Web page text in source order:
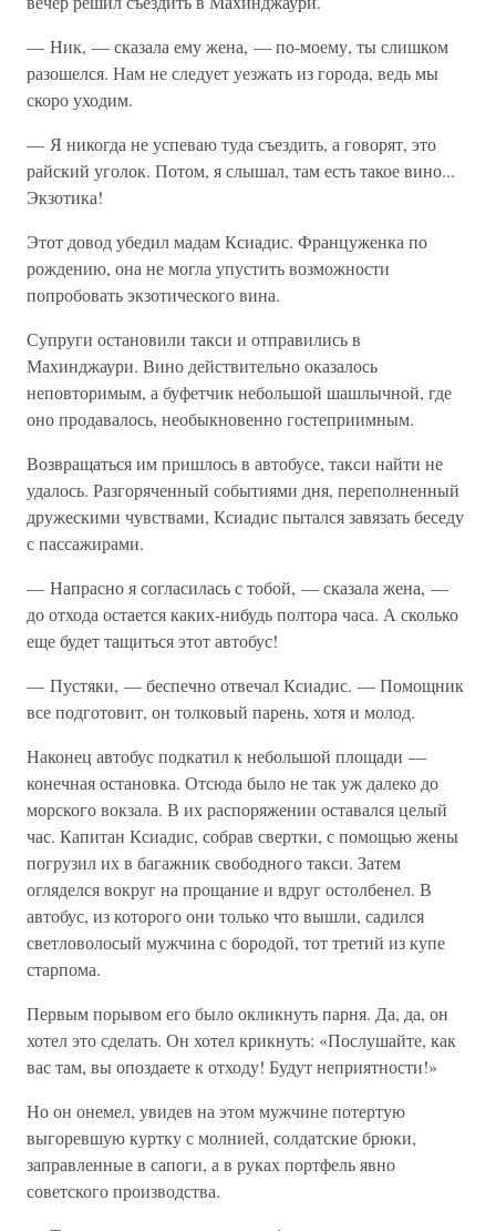
— Ник, — сказала ему жена, — по-моему, ты слишком
разошелся. Нам не следует уезжать из города, ведь мы
скоро уходим.
— Я никогда не успеваю туда съездить, а говорят, это
райский уголок. Потом, я слышал, там есть такое вино...
Экзотика!
Этот довод убедил мадам Ксиадис. Француженка по
рождению, она не могла упустить возможности
попробовать экзотического вина.
Супруги остановили такси и отправились в
Махинджаури. Вино действительно оказалось
неповторимым, а буфетчик небольшой шашлычной, где
оно продавалось, необыкновенно гостеприимным.
Возвращаться им пришлось в автобусе, такси найти не
удалось. Разгоряченный событиями дня, переполненный
дружескими чувствами, Ксиадис пытался завязать беседу
с пассажирами.
— Напрасно я согласилась с тобой, — сказала жена, —
до отхода остается каких-нибудь полтора часа. А сколько
еще будет тащиться этот автобус!
— Пустяки, — беспечно отвечал Ксиадис. — Помощник
все подготовит, он толковый парень, хотя и молод.
Наконец автобус подкатил к небольшой площади —
конечная остановка. Отсюда было не так уж далеко до
морского вокзала. В их распоряжении оставался целый
час. Капитан Ксиадис, собрав свертки, с помощью жены
погрузил их в багажник свободного такси. Затем
огляделся вокруг на прощание и вдруг остолбенел. В
автобус, из которого они только что вышли, садился
светловолосый мужчина с бородой, тот третий из купе
старпома.
Первым порывом его было окликнуть парня. Да, да, он
хотел это сделать. Он хотел крикнуть: «Послушайте, как
вас там, вы опоздаете к отходу! Будут неприятности!»
Но он онемел, увидев на этом мужчине потертую
выгоревшую куртку с молнией, солдатские брюки,
заправленные в сапоги, а в руках портфель явно
советского производства.